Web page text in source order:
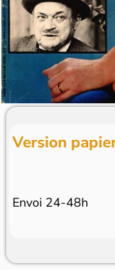
Version
Envoi 24-48h